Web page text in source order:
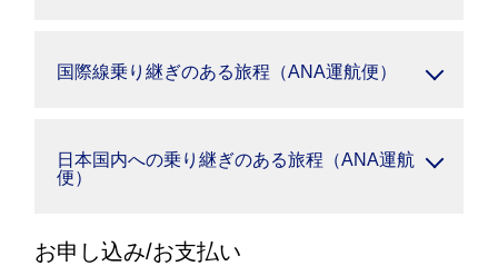
国際線乗り継ぎのある旅程（ANA運航便）
日本国内への乗り継ぎのある旅程（ANA運航
便）
お申し込み/お支払い